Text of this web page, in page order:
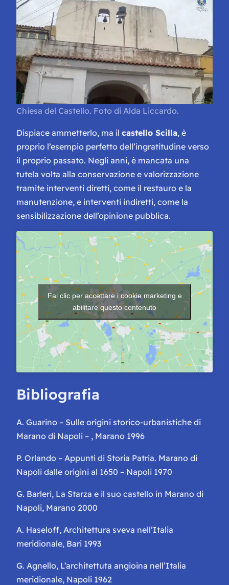
Chiesa del Castello. Foto di Alda Liccardo.
Dispiace ammetterlo, ma il castello Scilla, è
proprio l’esempio perfetto dell’ingratitudine verso
il proprio passato. Negli anni, è mancata una
tutela volta alla conservazione e valorizzazione
tramite interventi diretti, come il restauro e la
manutenzione, e interventi indiretti, come la
sensibilizzazione dell’opinione pubblica.
Fai clic per accettare i cookie marketing e
abilitare questo contenuto
Bibliografia
A. Guarino – Sulle origini storico-urbanistiche di
Marano di Napoli – , Marano 1996
P. Orlando – Appunti di Storia Patria. Marano di
Napoli dalle origini al 1650 – Napoli 1970
G. Barleri, La Starza e il suo castello in Marano di
Napoli, Marano 2000
A. Haseloff, Architettura sveva nell’Italia
meridionale, Bari 1993
G. Agnello, L’architettuta angioina nell’Italia
meridionale, Napoli 1962